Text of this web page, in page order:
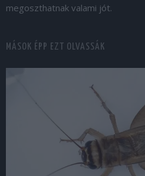
megoszthatnak valami jót.
MÁSOK ÉPP EZT OLVASSÁK